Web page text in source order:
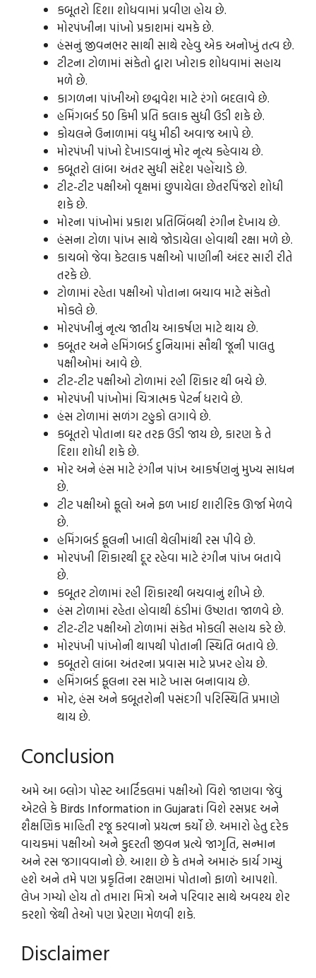
કબૂતરો દિશા શોધવામાં પ્રવીણ હોય છે.
મોરપંખીના પાંખો પ્રકાશમાં ચમકે છે.
હંસનું જીવનભર સાથી સાથે રહેવુ એક અનોખું તત્વ છે.
ટીટના ટોળામાં સંકેતો દ્વારા ખોરાક શોધવામાં સહાય
મળે છે.
કાગળના પાંખીઓ છદ્મવેશ માટે રંગો બદલાવે છે.
હમિંગબર્ડ 50 કિમી પ્રતિ કલાક સુધી ઉડી શકે છે.
કોયલને ઉનાળામાં વધુ મીઠી અવાજ આપે છે.
મોરપંખી પાંખો દેખાડવાનું મોર નૃત્ય કહેવાય છે.
કબૂતરો લાંબા અંતર સુધી સંદેશ પહોંચાડે છે.
ટીટ-ટીટ પક્ષીઓ વૃક્ષમાં છુપાયેલા છેતરપિંજરો શોધી
શકે છે.
મોરના પાંખોમાં પ્રકાશ પ્રતિબિંબથી રંગીન દેખાય છે.
હંસના ટોળા પાંખ સાથે જોડાયેલા હોવાથી રક્ષા મળે છે.
કાચબો જેવા કેટલાક પક્ષીઓ પાણીની અંદર સારી રીતે
તરકે છે.
ટોળામાં રહેતા પક્ષીઓ પોતાના બચાવ માટે સંકેતો
મોકલે છે.
મોરપંખીનું નૃત્ય જાતીય આકર્ષણ માટે થાય છે.
કબૂતર અને હમિંગબર્ડ દુનિયામાં સૌથી જૂની પાલતુ
પક્ષીઓમાં આવે છે.
ટીટ-ટીટ પક્ષીઓ ટોળામાં રહી શિકાર થી બચે છે.
મોરપંખી પાંખોમાં ચિત્રાત્મક પેટર્ન ધરાવે છે.
હંસ ટોળામાં સળંગ ટહુકો લગાવે છે.
કબૂતરો પોતાના ઘર તરફ ઉડી જાય છે, કારણ કે તે
દિશા શોધી શકે છે.
મોર અને હંસ માટે રંગીન પાંખ આકર્ષણનું મુખ્ય સાધન
છે.
ટીટ પક્ષીઓ ફૂલો અને ફળ ખાઈ શારીરિક ઊર્જા મેળવે
છે.
હમિંગબર્ડ ફૂલની ખાલી થેલીમાંથી રસ પીવે છે.
મોરપંખી શિકારથી દૂર રહેવા માટે રંગીન પાંખ બતાવે
છે.
કબૂતર ટોળામાં રહી શિકારથી બચવાનું શીખે છે.
હંસ ટોળામાં રહેતા હોવાથી ઠંડીમાં ઉષ્ણતા જાળવે છે.
ટીટ-ટીટ પક્ષીઓ ટોળામાં સંકેત મોકલી સહાય કરે છે.
મોરપંખી પાંખોની થાપથી પોતાની સ્થિતિ બતાવે છે.
કબૂતરો લાંબા અંતરના પ્રવાસ માટે પ્રખર હોય છે.
હમિંગબર્ડ ફૂલના રસ માટે ખાસ બનાવાય છે.
મોર, હંસ અને કબૂતરોની પસંદગી પરિસ્થિતિ પ્રમાણે
થાય છે.
Conclusion
અમે આ બ્લોગ પોસ્ટ આર્ટિકલમાં પક્ષીઓ વિશે જાણવા જેવું
એટલે કે Birds Information in Gujarati વિશે રસપ્રદ અને
શૈક્ષણિક માહિતી રજૂ કરવાનો પ્રયત્ન કર્યો છે. અમારો હેતુ દરેક
વાચકમાં પક્ષીઓ અને કુદરતી જીવન પ્રત્યે જાગૃતિ, સન્માન
અને રસ જગાવવાનો છે. આશા છે કે તમને અમારું કાર્ય ગમ્યું
હશે અને તમે પણ પ્રકૃતિના રક્ષણમાં પોતાનો ફાળો આપશો.
લેખ ગમ્યો હોય તો તમારા મિત્રો અને પરિવાર સાથે અવશ્ય શેર
કરશો જેથી તેઓ પણ પ્રેરણા મેળવી શકે.
Disclaimer